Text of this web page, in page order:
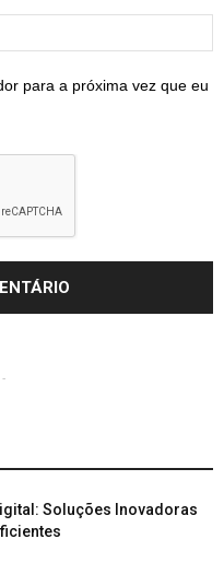
para a próxima vez que eu
-
Soluções Inovadoras